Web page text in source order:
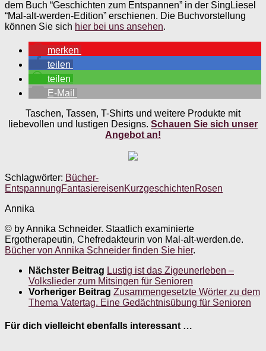
dem Buch “Geschichten zum Entspannen” in der SingLiesel
“Mal-alt-werden-Edition” erschienen. Die Buchvorstellung
können Sie sich hier bei uns ansehen.
merken
teilen
teilen
E-Mail
Taschen, Tassen, T-Shirts und weitere Produkte mit
liebevollen und lustigen Designs. Schauen Sie sich unser
Angebot an!
Schlagwörter: Bücher-
EntspannungFantasiereisenKurzgeschichtenRosen
Annika
© by Annika Schneider. Staatlich examinierte
Ergotherapeutin, Chefredakteurin von Mal-alt-werden.de.
Bücher von Annika Schneider finden Sie hier.
Nächster Beitrag Lustig ist das Zigeunerleben –
Volkslieder zum Mitsingen für Senioren
Vorheriger Beitrag Zusammengesetzte Wörter zu dem
Thema Vatertag. Eine Gedächtnisübung für Senioren
Für dich vielleicht ebenfalls interessant …